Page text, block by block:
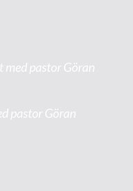
med pastor Göran
pastor Göran